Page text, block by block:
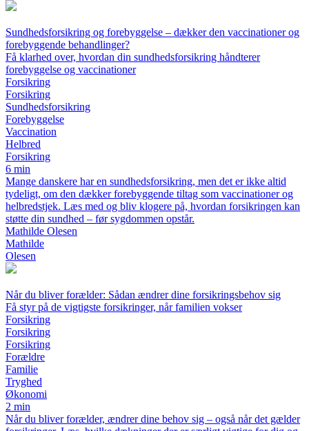
Sundhedsforsikring og forebyggelse – dækker den vaccinationer og
forebyggende behandlinger?
Få klarhed over, hvordan din sundhedsforsikring håndterer
forebyggelse og vaccinationer
Forsikring
Forsikring
Sundhedsforsikring
Forebyggelse
Vaccination
Helbred
Forsikring
6 min
Mange danskere har en sundhedsforsikring, men det er ikke altid
tydeligt, om den dækker forebyggende tiltag som vaccinationer og
helbredstjek. Læs med og bliv klogere på, hvordan forsikringen kan
støtte din sundhed – før sygdommen opstår.
Mathilde Olesen
Mathilde
Olesen
Når du bliver forælder: Sådan ændrer dine forsikringsbehov sig
Få styr på de vigtigste forsikringer, når familien vokser
Forsikring
Forsikring
Forsikring
Forældre
Familie
Tryghed
Økonomi
2 min
Når du bliver forælder, ændrer dine behov sig – også når det gælder